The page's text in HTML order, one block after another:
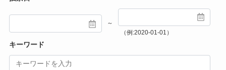
～
（例:2020-01-01）
キーワード